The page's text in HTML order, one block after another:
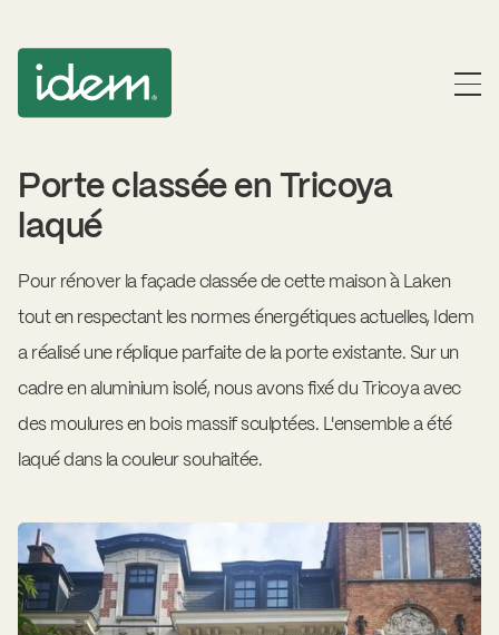
Porte classée en Tricoya
laqué
Pour rénover la façade classée de cette maison à Laken
tout en respectant les normes énergétiques actuelles, Idem
a réalisé une réplique parfaite de la porte existante. Sur un
cadre en aluminium isolé, nous avons fixé du Tricoya avec
des moulures en bois massif sculptées. L'ensemble a été
laqué dans la couleur souhaitée.